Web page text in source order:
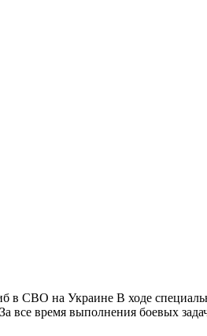
в СВО на Украине В ходе
все время выполнения боевых